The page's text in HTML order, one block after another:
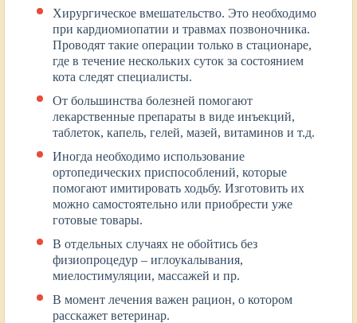
Хирургическое вмешательство. Это необходимо
при кардиомиопатии и травмах позвоночника.
Проводят такие операции только в стационаре,
где в течение нескольких суток за состоянием
кота следят специалисты.
От большинства болезней помогают
лекарственные препараты в виде инъекций,
таблеток, капель, гелей, мазей, витаминов и т.д.
Иногда необходимо использование
ортопедических приспособлений, которые
помогают имитировать ходьбу. Изготовить их
можно самостоятельно или приобрести уже
готовые товары.
В отдельных случаях не обойтись без
физиопроцедур – иглоукалывания,
миелостимуляции, массажей и пр.
В момент лечения важен рацион, о котором
расскажет ветеринар.